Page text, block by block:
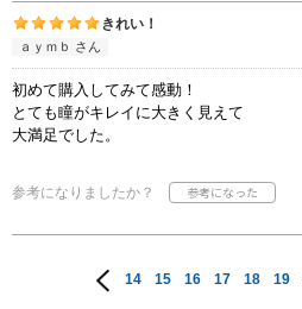
きれい！
ａｙｍｂ さん
初めて購入してみて感動！
とても瞳がキレイに大きく見えて
大満足でした。
参考になりましたか？
14 15 16 17 18 19